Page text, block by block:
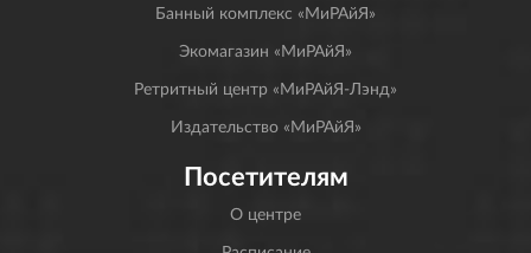
Банный комплекс «МиРАйЯ»
Экомагазин «МиРАйЯ»
Ретритный центр «МиРАйЯ-Лэнд»
Издательство «МиРАйЯ»
Посетителям
О центре